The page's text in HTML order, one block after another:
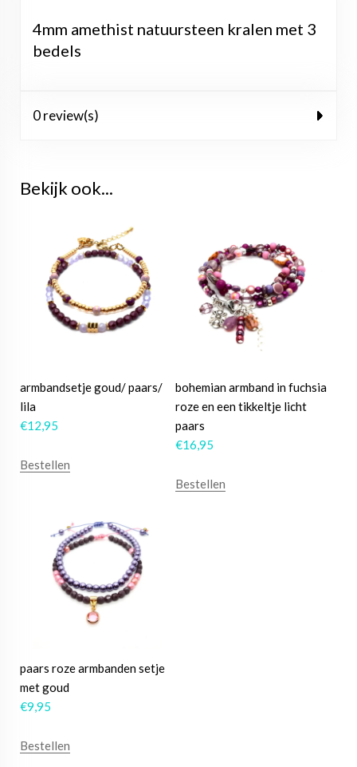
4mm amethist natuursteen kralen met 3
bedels
0 review(s)
Bekijk ook...
armbandsetje goud/ paars/
lila
€12,95
Bestellen
bohemian armband in fuchsia
roze en een tikkeltje licht
paars
€16,95
Bestellen
paars roze armbanden setje
met goud
€9,95
Bestellen